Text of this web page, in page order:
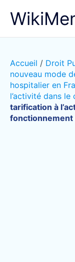
Accueil / Droit
nouveau mode
hospitalier en
l’activité dans
tarification à
fonctionnement